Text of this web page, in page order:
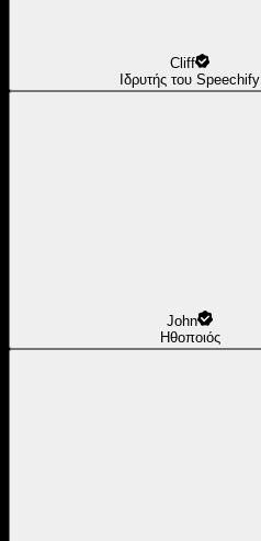
Cliff
Ιδρυτής του Speechify
John
Ηθοποιός